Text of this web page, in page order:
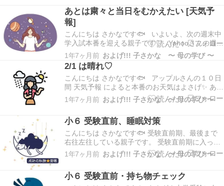
いえばこの２日間は比較的近所の学校…
あとは粛々と当日をむかえたい [天気予
報]
こんにちは さかなです🐟 いよいよ、次の週末中
学入試本番を迎える親子です♡ Yahooさんの週間
天気予報 によると 2/1 の天気はまぁまぁ 2/2 雨の
可能性あるのか... 涙 １日だけでもP缶だとうれし
い どんな天気であっても、乗り越えるしかない。
不安な母は、…
1年7ヶ月前 およげ!!! 子さかな 〜 母の学び 〜
2/1 は晴れ♡
こんにちは さかなです🐟 アップルさんの１０日
間 天気予報 によると本番のお天気はよさげ✨ あり
がとう。 あとは、当日やりきるのみ。 子さかな
ちゃんの学習の進度は理想的ではないものの 体調
味順調。 本当に感謝しかない。 悔いのな…
1年7ヶ月前 およげ!!! 子さかな 〜 母の学び 〜
小６ 受験直前、睡眠対策
こんにちは さかなです🐟 受験直前期、最後まで
右往左往している親子です。 受験直前期に入って
も、やりきれてない感.. 課題てんこ盛りです.. 初
めての中受伴走だった長女の時、 彼女は偏差値で
差値６０以上を取ることがあったり... 振…
1年7ヶ月前 およげ!!! 子さかな 〜 母の学び 〜
小６ 受験直前・持ち物チェック